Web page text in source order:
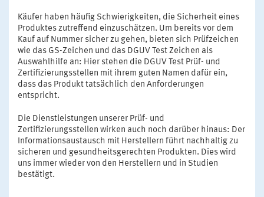
Käufer haben häufig Schwierigkeiten, die Sicherheit eines
Produktes zutreffend einzuschätzen. Um bereits vor dem
Kauf auf Nummer sicher zu gehen, bieten sich Prüfzeichen
wie das GS-Zeichen und das DGUV Test Zeichen als
Auswahlhilfe an: Hier stehen die DGUV Test Prüf- und
Zertifizierungsstellen mit ihrem guten Namen dafür ein,
dass das Produkt tatsächlich den Anforderungen
entspricht.
Die Dienstleistungen unserer Prüf- und
Zertifizierungsstellen wirken auch noch darüber hinaus: Der
Informationsaustausch mit Herstellern führt nachhaltig zu
sicheren und gesundheitsgerechten Produkten. Dies wird
uns immer wieder von den Herstellern und in Studien
bestätigt.